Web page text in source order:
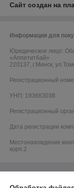
Сайт создан на
Информация для
Юридическое лицо:
«Аппетитбай»
220137, г.Минск,
Регистрационный
УНП: 193663038
Регистрационный
Дата регистрации
Местонахождение
корп.2